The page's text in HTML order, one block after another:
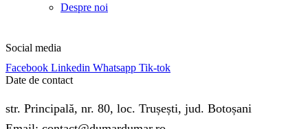
Despre noi
Social media
Facebook Linkedin Whatsapp Tik-tok
Date de contact
str. Principală, nr. 80, loc. Trușești, jud. Botoșani